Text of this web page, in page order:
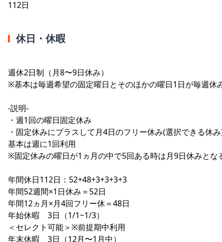
112日
休日・休暇
週休2日制（月8〜9日休み）
※基本は毎週希望の固定曜日とそのほかの曜日1日が毎週休
-説明-
・週1回の曜日固定休み
・固定休みにプラスして月4日のフリー休み(選択できる休
基本は週に1回利用
※固定休みの曜日が1ヵ月の中で5回ある時は月9日休みとな
年間休日112日：52+48+3+3+3+3
年間52週間×1日休み＝52日
年間12ヵ月×月4回フリー休＝48日
年始休暇 3日（1/1~1/3）
＜セレクト可能＞※前提期中利用
年末休暇 3日（12月〜1月中）